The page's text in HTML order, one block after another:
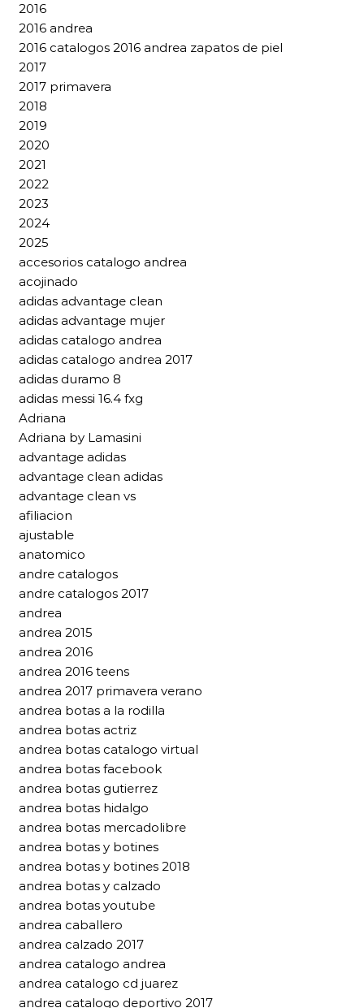
2016
2016 andrea
2016 catalogos 2016 andrea zapatos de piel
2017
2017 primavera
2018
2019
2020
2021
2022
2023
2024
2025
accesorios catalogo andrea
acojinado
adidas advantage clean
adidas advantage mujer
adidas catalogo andrea
adidas catalogo andrea 2017
adidas duramo 8
adidas messi 16.4 fxg
Adriana
Adriana by Lamasini
advantage adidas
advantage clean adidas
advantage clean vs
afiliacion
ajustable
anatomico
andre catalogos
andre catalogos 2017
andrea
andrea 2015
andrea 2016
andrea 2016 teens
andrea 2017 primavera verano
andrea botas a la rodilla
andrea botas actriz
andrea botas catalogo virtual
andrea botas facebook
andrea botas gutierrez
andrea botas hidalgo
andrea botas mercadolibre
andrea botas y botines
andrea botas y botines 2018
andrea botas y calzado
andrea botas youtube
andrea caballero
andrea calzado 2017
andrea catalogo andrea
andrea catalogo cd juarez
andrea catalogo deportivo 2017